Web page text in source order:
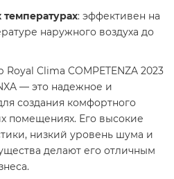
температурах: эффективен на
наружного воздуха до
Clima COMPETENZA 2023
— это надежное и
создания комфортного
помещениях. Его высокие
низкий уровень шума и
делают его отличным